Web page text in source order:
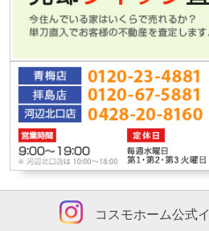
コスモホーム公式